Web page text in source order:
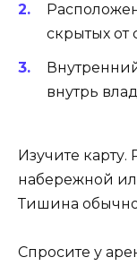
скрытых от
внутрь
Изучите
набережной
Тишина обычно
Спросите у